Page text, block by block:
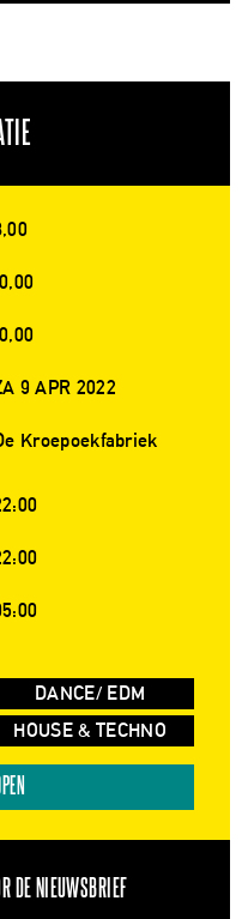
9 APR 2022
Kroepoekfabriek
DANCE/ EDM
HOUSE & TECHNO
DE NIEUWSBRIEF